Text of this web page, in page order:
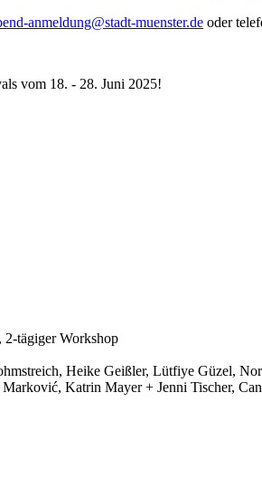
anmeldung@stadt-muenster.de oder
vom 18. - 28. Juni 2025!
2-tägiger Workshop
Heike Geißler, Lütfiye Güzel,
Katrin Mayer + Jenni Tischer,